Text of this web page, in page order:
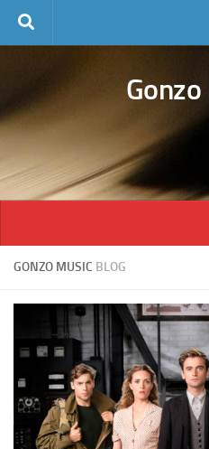
Skip to content
GONZO MUSIC BLOG